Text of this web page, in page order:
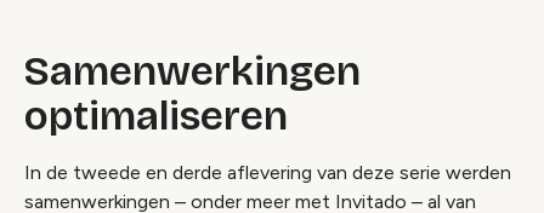
Samenwerkingen
optimaliseren
In de tweede en derde aflevering van deze serie werden
samenwerkingen – onder meer met Invitado – al van